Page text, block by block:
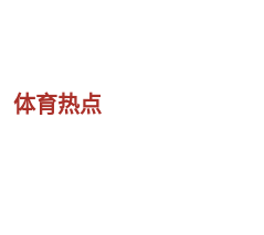
体育热点